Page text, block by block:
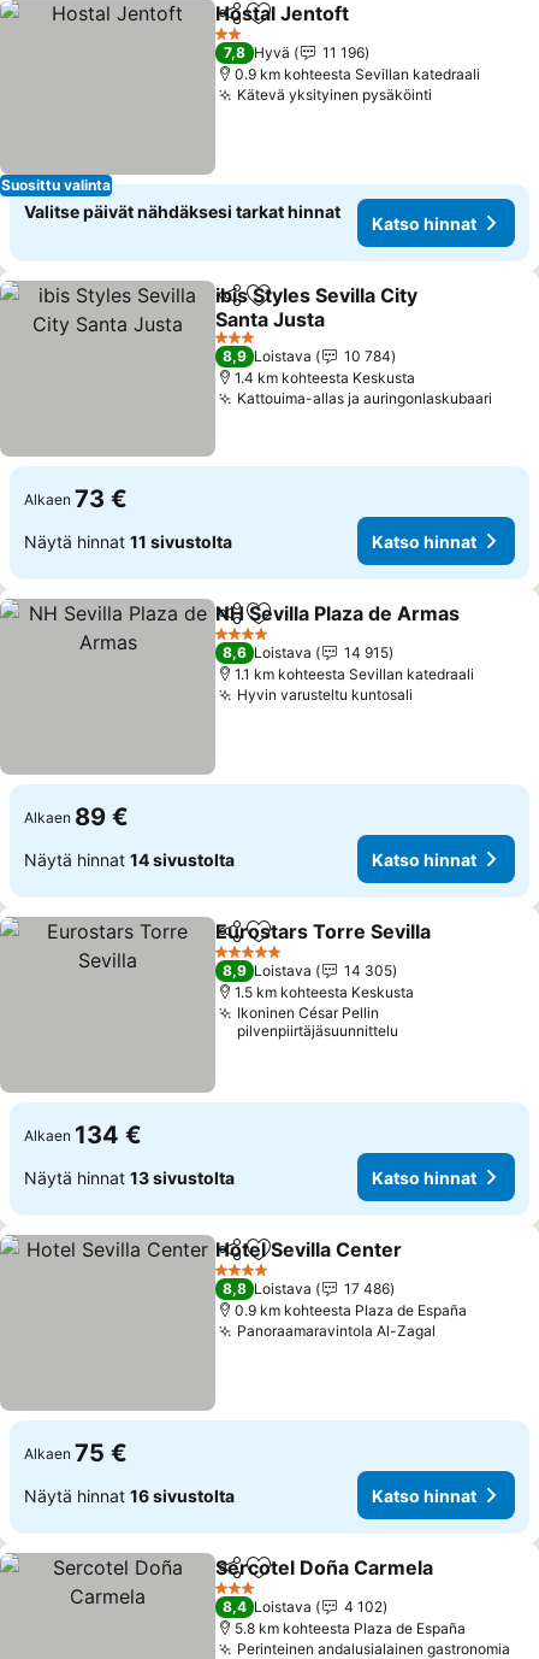
Suosittu valinta
Jaa Lisää suosikkeihin
Hostal Jentoft
2 Tähtiluokitus
7,8 Hyvä
11 196
0.9 km kohteesta Sevillan katedraali
Kätevä yksityinen pysäköinti
Valitse päivät nähdäksesi tarkat hinnat
Katso hinnat
Jaa Lisää suosikkeihin
ibis Styles Sevilla City
Santa Justa
Katso hinnat
3 Tähtiluokitus
8,9 Loistava
10 784
1.4 km kohteesta Keskusta
Kattouima-allas ja auringonlaskubaari
Alkaen 73 €
Näytä hinnat 11 sivustolta Katso hinnat
Jaa Lisää suosikkeihin
NH Sevilla Plaza de Armas
4 Tähtiluokitus
8,6 Loistava
14 915
1.1 km kohteesta Sevillan katedraali
Hyvin varusteltu kuntosali
Alkaen 89 €
Näytä hinnat 14 sivustolta Katso hinnat
Jaa Lisää suosikkeihin
Eurostars Torre Sevilla
5 Tähtiluokitus
8,9 Loistava
14 305
1.5 km kohteesta Keskusta
Ikoninen César Pellin
pilvenpiirtäjäsuunnittelu
Alkaen 134 €
Näytä hinnat 13 sivustolta Katso hinnat
Jaa Lisää suosikkeihin
Hotel Sevilla Center
4 Tähtiluokitus
8,8 Loistava
17 486
0.9 km kohteesta Plaza de España
Panoraamaravintola Al-Zagal
Alkaen 75 €
Näytä hinnat 16 sivustolta Katso hinnat
Jaa Lisää suosikkeihin
Sercotel Doña Carmela
3 Tähtiluokitus
8,4 Loistava
4 102
5.8 km kohteesta Plaza de España
Perinteinen andalusialainen gastronomia